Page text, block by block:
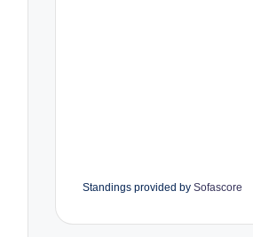
Standings provided by Sofascore